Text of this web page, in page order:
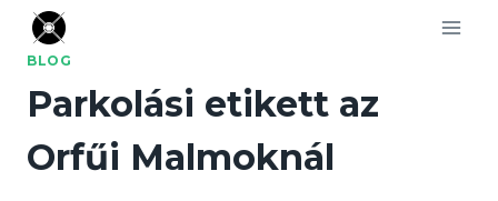
Skip
BLOG
Parkolási etikett az
Orfűi Malmoknál